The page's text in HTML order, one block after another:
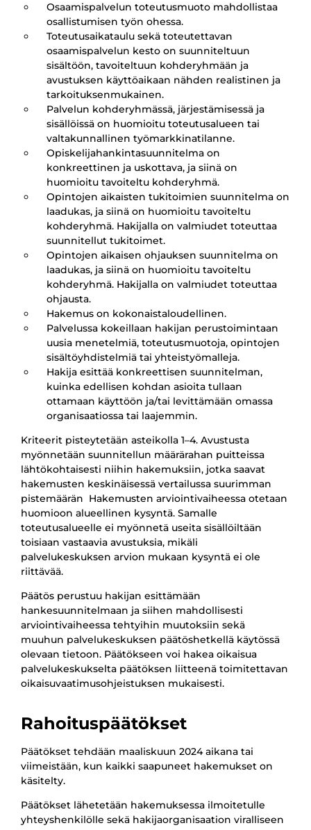
Osaamispalvelun toteutusmuoto mahdollistaa
osallistumisen työn ohessa.
Toteutusaikataulu sekä toteutettavan
osaamispalvelun kesto on suunniteltuun
sisältöön, tavoiteltuun kohderyhmään ja
avustuksen käyttöaikaan nähden realistinen ja
tarkoituksenmukainen.
Palvelun kohderyhmässä, järjestämisessä ja
sisällöissä on huomioitu toteutusalueen tai
valtakunnallinen työmarkkinatilanne.
Opiskelijahankintasuunnitelma on
konkreettinen ja uskottava, ja siinä on
huomioitu tavoiteltu kohderyhmä.
Opintojen aikaisten tukitoimien suunnitelma on
laadukas, ja siinä on huomioitu tavoiteltu
kohderyhmä. Hakijalla on valmiudet toteuttaa
suunnitellut tukitoimet.
Opintojen aikaisen ohjauksen suunnitelma on
laadukas, ja siinä on huomioitu tavoiteltu
kohderyhmä. Hakijalla on valmiudet toteuttaa
ohjausta.
Hakemus on kokonaistaloudellinen.
Palvelussa kokeillaan hakijan perustoimintaan
uusia menetelmiä, toteutusmuotoja, opintojen
sisältöyhdistelmiä tai yhteistyömalleja.
Hakija esittää konkreettisen suunnitelman,
kuinka edellisen kohdan asioita tullaan
ottamaan käyttöön ja/tai levittämään omassa
organisaatiossa tai laajemmin.
Kriteerit pisteytetään asteikolla 1–4. Avustusta
myönnetään suunnitellun määrärahan puitteissa
lähtökohtaisesti niihin hakemuksiin, jotka saavat
hakemusten keskinäisessä vertailussa suurimman
pistemäärän Hakemusten arviointivaiheessa otetaan
huomioon alueellinen kysyntä. Samalle
toteutusalueelle ei myönnetä useita sisällöiltään
toisiaan vastaavia avustuksia, mikäli
palvelukeskuksen arvion mukaan kysyntä ei ole
riittävää.
Päätös perustuu hakijan esittämään
hankesuunnitelmaan ja siihen mahdollisesti
arviointivaiheessa tehtyihin muutoksiin sekä
muuhun palvelukeskuksen päätöshetkellä käytössä
olevaan tietoon. Päätökseen voi hakea oikaisua
palvelukeskukselta päätöksen liitteenä toimitettavan
oikaisuvaatimusohjeistuksen mukaisesti.
Rahoituspäätökset
Päätökset tehdään maaliskuun 2024 aikana tai
viimeistään, kun kaikki saapuneet hakemukset on
käsitelty.
Päätökset lähetetään hakemuksessa ilmoitetulle
yhteyshenkilölle sekä hakijaorganisaation viralliseen